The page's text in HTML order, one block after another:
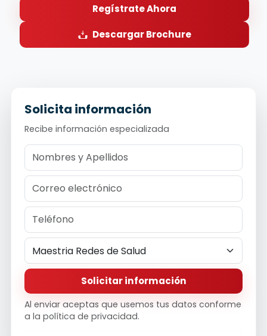
Regístrate Ahora
Descargar Brochure
Solicita información
Recibe información especializada
Solicitar información
Al enviar aceptas que usemos tus datos conforme
a la política de privacidad.